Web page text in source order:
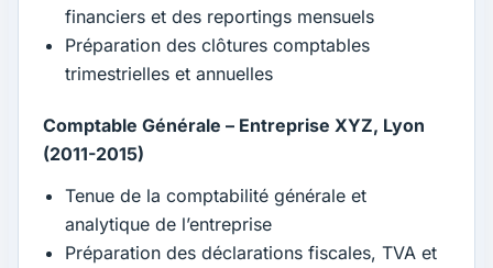
financiers et des reportings mensuels
Préparation des clôtures comptables
trimestrielles et annuelles
Comptable Générale – Entreprise XYZ, Lyon
(2011-2015)
Tenue de la comptabilité générale et
analytique de l’entreprise
Préparation des déclarations fiscales, TVA et